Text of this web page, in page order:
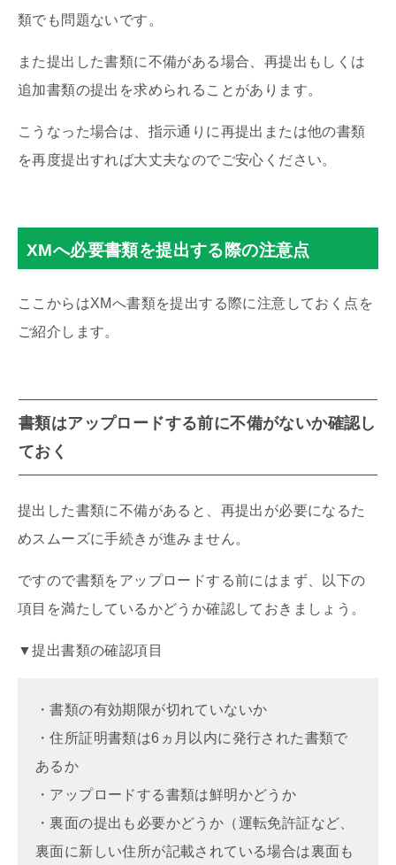
類でも問題ないです。
また提出した書類に不備がある場合、再提出もしくは
追加書類の提出を求められることがあります。
こうなった場合は、指示通りに再提出または他の書類
を再度提出すれば大丈夫なのでご安心ください。
XMへ必要書類を提出する際の注意点
ここからはXMへ書類を提出する際に注意しておく点を
ご紹介します。
書類はアップロードする前に不備がないか確認し
ておく
提出した書類に不備があると、再提出が必要になるた
めスムーズに手続きが進みません。
ですので書類をアップロードする前にはまず、以下の
項目を満たしているかどうか確認しておきましょう。
▼提出書類の確認項目
・書類の有効期限が切れていないか
・住所証明書類は6ヵ月以内に発行された書類で
あるか
・アップロードする書類は鮮明かどうか
・裏面の提出も必要かどうか（運転免許証など、
裏面に新しい住所が記載されている場合は裏面も